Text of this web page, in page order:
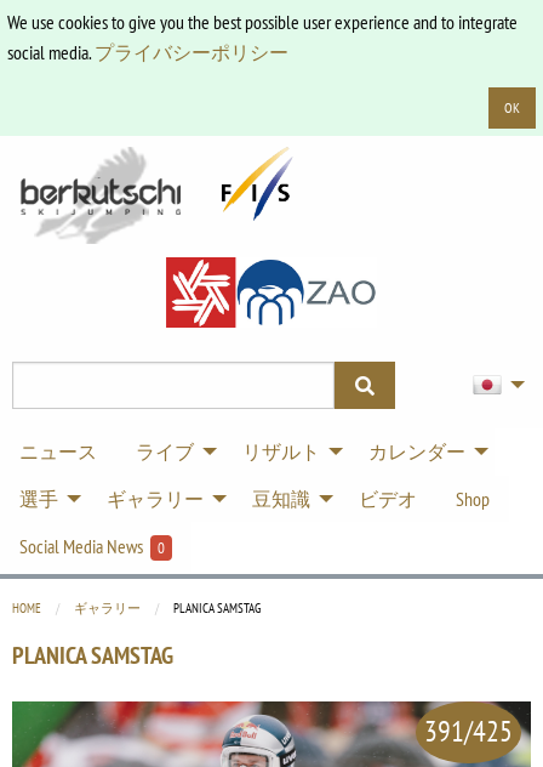
We use cookies to give you the best possible user experience and to integrate
social media.プライバシーポリシー
OK
ニュース ライブ リザルト
カレンダー
選手
ギャラリー 豆知識 ビデオ
Shop
Social Media News
0
HOME ギャラリー CURRENT:
PLANICA SAMSTAG
PLANICA SAMSTAG
391/425